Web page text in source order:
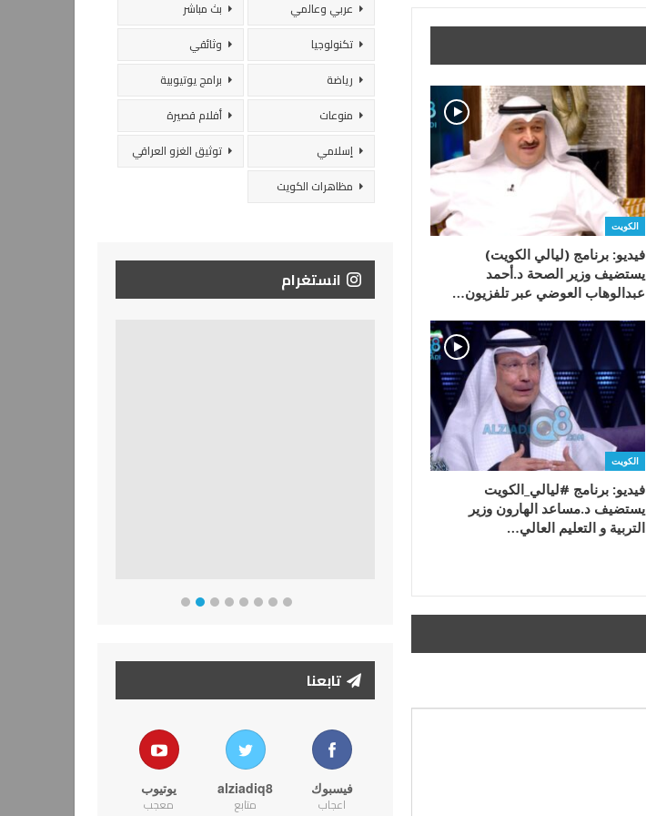
الكويت
فيديو: برنامج (ليالي الكويت)
يستضيف وزير الصحة د.أحمد
عبدالوهاب العوضي عبر تلفزيون…
الكويت
فيديو: برنامج #ليالي_الكويت
يستضيف د.مساعد الهارون وزير
التربية و التعليم العالي…
عربي وعالمي
بث مباشر
تكنولوجيا
وثائقي
رياضة
برامج يوتيوبية
منوعات
أفلام قصيرة
إسلامي
توثيق الغزو العراقي
مظاهرات الكويت
انستغرام
تابعنا
فيسبوك
اعجاب
alziadiq8
متابع
يوتيوب
معجب